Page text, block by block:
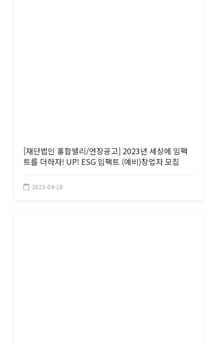
[재단법인 홍합밸리/연장공고] 2023년 세상에 임팩
트를 더하자! UP! ESG 임팩트 (예비)창업자 모집
2023-04-18